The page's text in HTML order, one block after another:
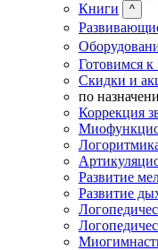
Книги
^
Готовимся к
Скидки и
по
Коррекция
Развитие
Развитие